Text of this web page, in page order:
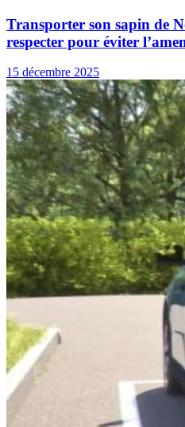
Transporter son sapin de
respecter pour éviter
15 décembre 2025